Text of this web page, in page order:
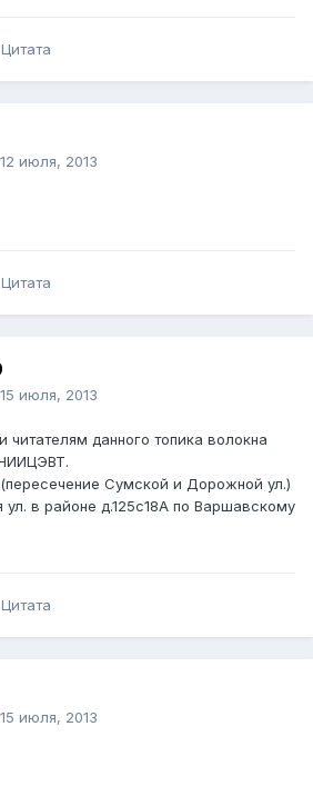
Цитата
12 июля, 2013
Цитата
15 июля, 2013
данного топика волокна
Сумской и Дорожной ул.)
в районе д.125с18А по Варшавскому
Цитата
15 июля, 2013